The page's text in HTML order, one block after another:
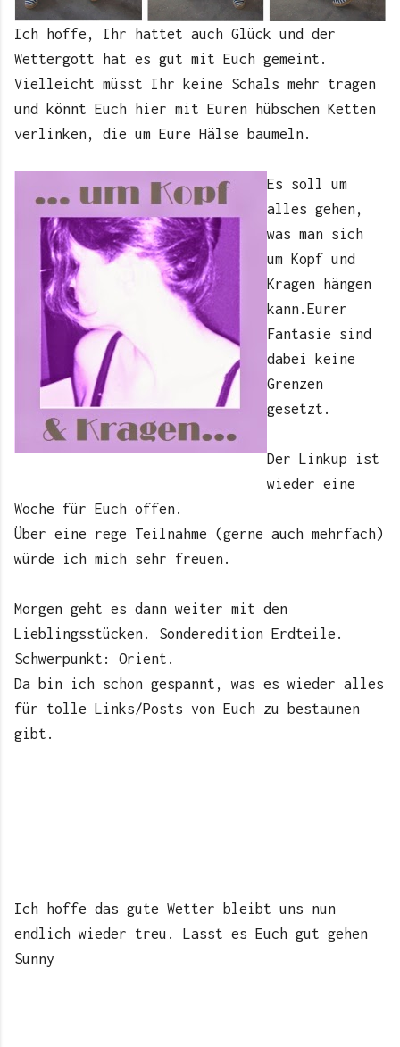
Ich hoffe, Ihr hattet auch Glück und der
Wettergott hat es gut mit Euch gemeint.
Vielleicht müsst Ihr keine Schals mehr tragen
und könnt Euch hier mit Euren hübschen Ketten
verlinken, die um Eure Hälse baumeln.
Es soll um
alles gehen,
was man sich
um Kopf und
Kragen hängen
kann.Eurer
Fantasie sind
dabei keine
Grenzen
gesetzt.
Der Linkup ist
wieder eine
Woche für Euch offen.
Über eine rege Teilnahme (gerne auch mehrfach)
würde ich mich sehr freuen.
Morgen geht es dann weiter mit den
Lieblingsstücken. Sonderedition Erdteile.
Schwerpunkt: Orient.
Da bin ich schon gespannt, was es wieder alles
für tolle Links/Posts von Euch zu bestaunen
gibt.
Ich hoffe das gute Wetter bleibt uns nun
endlich wieder treu. Lasst es Euch gut gehen
Sunny